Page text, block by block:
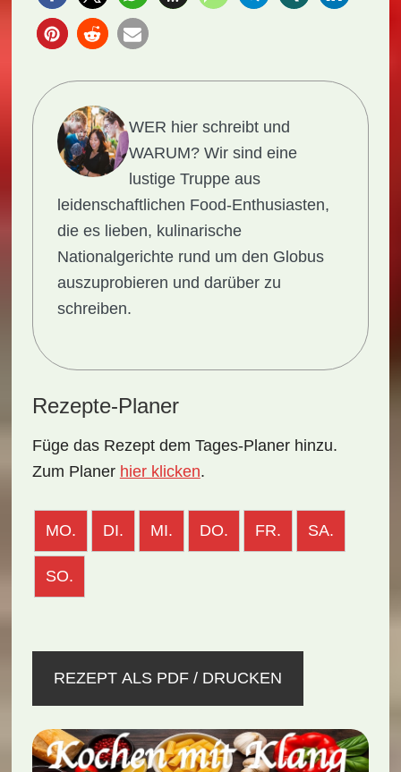
WER hier schreibt und
WARUM?Wir sind eine
lustige Truppe aus
leidenschaftlichen Food-Enthusiasten,
die es lieben, kulinarische
Nationalgerichte rund um den Globus
auszuprobieren und darüber zu
schreiben.
Rezepte-Planer
Füge das Rezept dem Tages-Planer hinzu.
Zum Planer hier klicken.
MO. DI. MI. DO. FR. SA.
SO.
REZEPT ALS PDF / DRUCKEN